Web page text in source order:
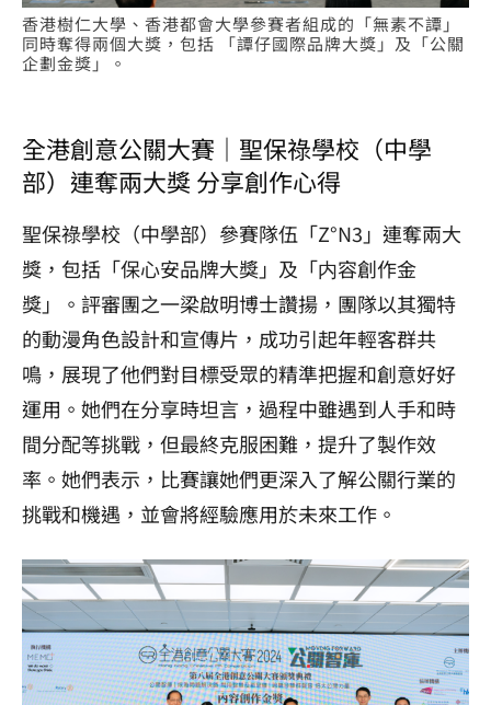
香港樹仁大學、香港都會大學參賽者組成的「無素不譚」
同時奪得兩個大獎，包括 「譚仔國際品牌大獎」及「公關
企劃金獎」。
全港創意公關大賽｜聖保祿學校（中學
部）連奪兩大獎 分享創作心得
聖保祿學校（中學部）參賽隊伍「Z°N3」連奪兩大
獎，包括「保心安品牌大獎」及「内容創作金
獎」。評審團之一梁啟明博士讚揚，團隊以其獨特
的動漫角色設計和宣傳片，成功引起年輕客群共
鳴，展現了他們對目標受眾的精準把握和創意好好
運用。她們在分享時坦言，過程中雖遇到人手和時
間分配等挑戰，但最終克服困難，提升了製作效
率。她們表示，比賽讓她們更深入了解公關行業的
挑戰和機遇，並會將經驗應用於未來工作。